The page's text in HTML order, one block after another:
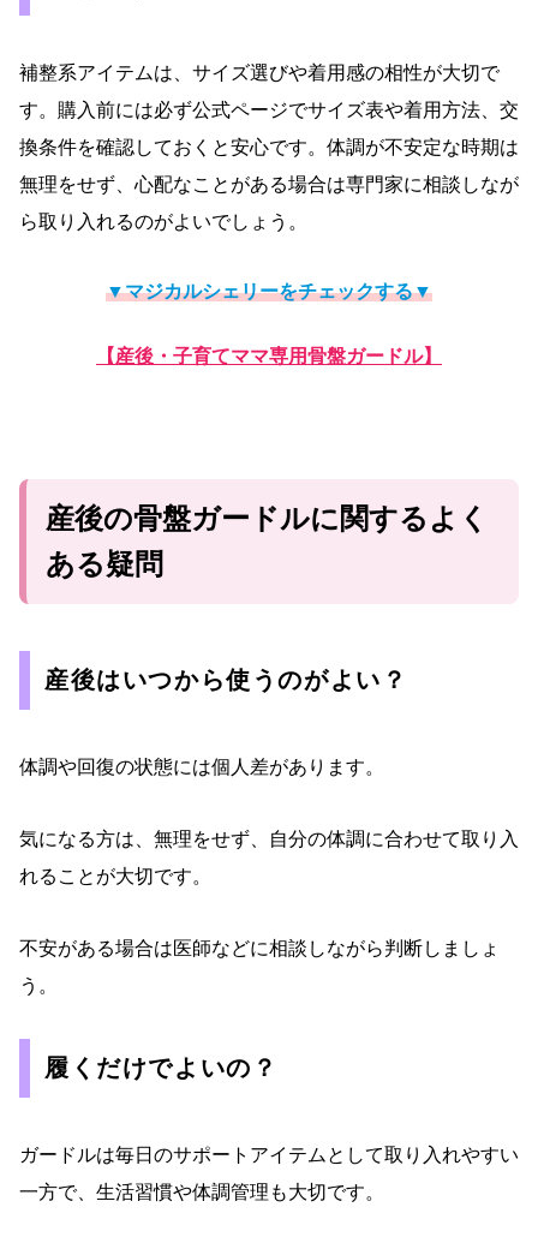
補整系アイテムは、サイズ選びや着用感の相性が大切で
す。購入前には必ず公式ページでサイズ表や着用方法、交
換条件を確認しておくと安心です。体調が不安定な時期は
無理をせず、心配なことがある場合は専門家に相談しなが
ら取り入れるのがよいでしょう。
▼マジカルシェリーをチェックする▼
【産後・子育てママ専用骨盤ガードル】
産後の骨盤ガードルに関するよく
ある疑問
産後はいつから使うのがよい？
体調や回復の状態には個人差があります。
気になる方は、無理をせず、自分の体調に合わせて取り入
れることが大切です。
不安がある場合は医師などに相談しながら判断しましょ
う。
履くだけでよいの？
ガードルは毎日のサポートアイテムとして取り入れやすい
一方で、生活習慣や体調管理も大切です。